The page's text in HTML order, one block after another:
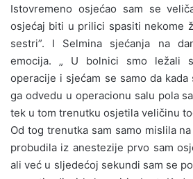
Istovremeno osjećao sam se
osjećaj biti u prilici spasiti nekome
sestri”. I Selmina sjećanja na
emocija. „ U bolnici smo ležali
operacije i sjećam se samo da
ga odvedu u operacionu salu pola
tek u tom trenutku osjetila veličinu
Od tog trenutka sam samo mislila
probudila iz anestezije prvo sam
ali već u sljedećoj sekundi sam se